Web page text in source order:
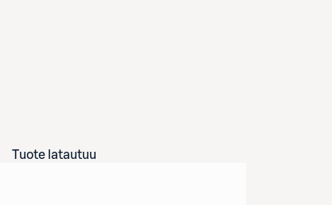
Tuote latautuu